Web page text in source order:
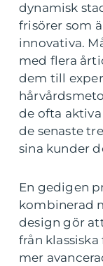
dynamisk
frisörer som
innovativa.
med flera
dem till
de ofta
de senaste
sina kunder
En gedigen
kombinerad
design gör
från
mer